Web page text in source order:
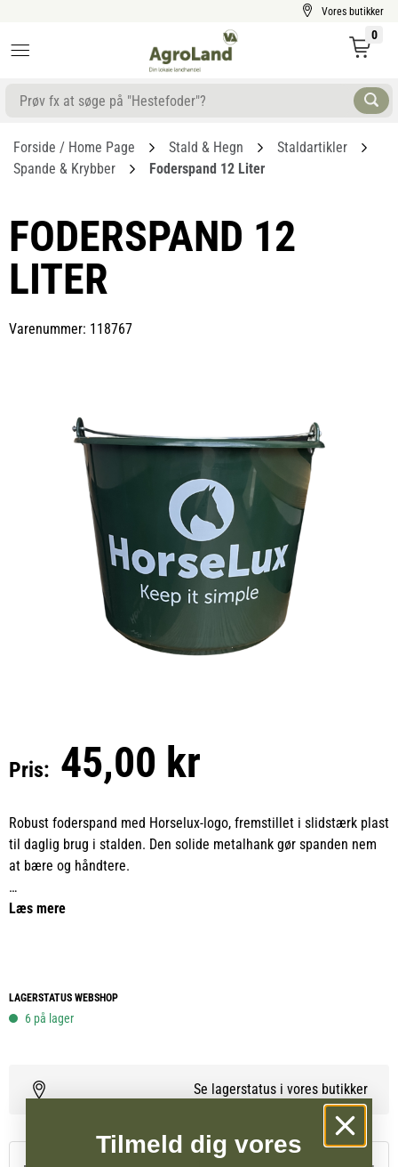
Vores butikker
0
Forside / Home Page Stald & Hegn
Staldartikler
Spande & Krybber
Foderspand 12 Liter
FODERSPAND 12
LITER
Varenummer: 118767
Pris: 45,00 kr
Robust foderspand med Horselux-logo, fremstillet i slidstærk plast
til daglig brug i stalden. Den solide metalhank gør spanden nem
at bære og håndtere.
Velegnet til udfodring, opmåling af foder, vand eller som en
Læs mere
LAGERSTATUS WEBSHOP
6 på lager
Se lagerstatus i vores butikker
Tilmeld dig vores